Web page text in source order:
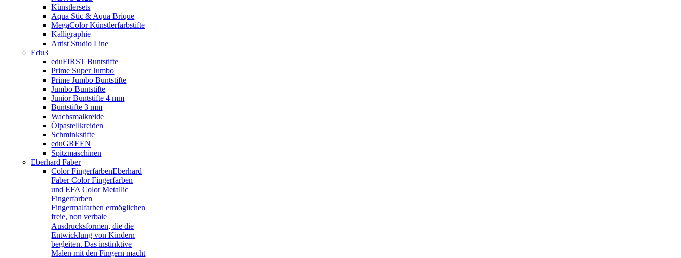
Künstlersets
Aqua Stic & Aqua Brique
MegaColor Künstlerfarbstifte
Kalligraphie
Artist Studio Line
Edu3
eduFIRST Buntstifte
Prime Super Jumbo
Prime Jumbo Buntstifte
Jumbo Buntstifte
Junior Buntstifte 4 mm
Buntstifte 3 mm
Wachsmalkreide
Ölpastellkreiden
Schminkstifte
eduGREEN
Spitzmaschinen
Eberhard Faber
Color FingerfarbenEberhard
Faber Color Fingerfarben
und EFA Color Metallic
Fingerfarben
Fingermalfarben ermöglichen
freie, non verbale
Ausdrucksformen, die die
Entwicklung von Kindern
begleiten. Das instinktive
Malen mit den Fingern macht